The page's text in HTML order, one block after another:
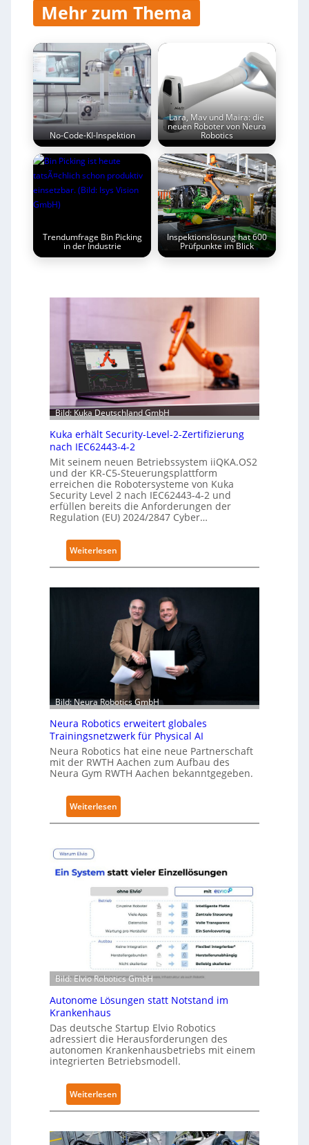
Mehr zum Thema
No-Code-KI-Inspektion
Lara, Mav und Maira: die
neuen Roboter von Neura
Robotics
Trendumfrage Bin Picking
in der Industrie
Inspektionslösung hat 600
Prüfpunkte im Blick
Bild: Kuka Deutschland GmbH
Kuka erhält Security-Level-2-Zertifizierung
nach IEC62443-4-2
Mit seinem neuen Betriebssystem iiQKA.OS2
und der KR-C5-Steuerungsplattform
erreichen die Robotersysteme von Kuka
Security Level 2 nach IEC62443-4-2 und
erfüllen bereits die Anforderungen der
Regulation (EU) 2024/2847 Cyber…
Weiterlesen
K
e
r
h
ä
l
t
S
e
c
u
r
t
-
v
l
2
-
Z
e
r
t
f
i
z
e
r
n
Bild: Neura Robotics GmbH
Neura Robotics erweitert globales
Trainingsnetzwerk für Physical AI
Neura Robotics hat eine neue Partnerschaft
mit der RWTH Aachen zum Aufbau des
Neura Gym RWTH Aachen bekanntgegeben.
Weiterlesen
N
a
R
o
o
t
i
c
r
w
e
i
t
r
g
Bild: Elvio Robotics GmbH
Autonome Lösungen statt Notstand im
Krankenhaus
Das deutsche Startup Elvio Robotics
adressiert die Herausforderungen des
autonomen Krankenhausbetriebs mit einem
integrierten Betriebsmodell.
Weiterlesen
A
t